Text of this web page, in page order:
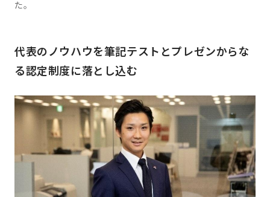
た。
代表のノウハウを筆記テストとプレゼンからな
る認定制度に落とし込む